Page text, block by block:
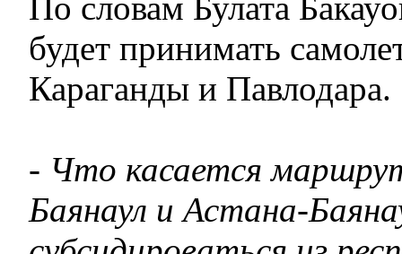
будет принимать
Караганды и Павлодара.
- Что касается
Баянаул и Астана-